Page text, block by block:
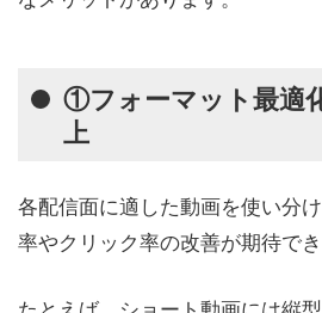
①フォーマット最適
上
各配信面に適した動画を使い分
率やクリック率の改善が期待でき